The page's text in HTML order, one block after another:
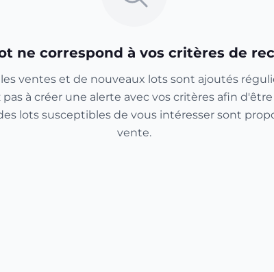
ne correspond à vos critères de
ventes et de nouveaux lots sont ajoutés
pas à créer une alerte avec vos critères afin
lots susceptibles de vous intéresser sont
vente.